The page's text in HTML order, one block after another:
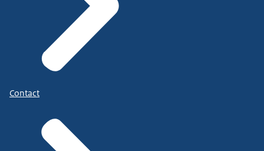
Contact